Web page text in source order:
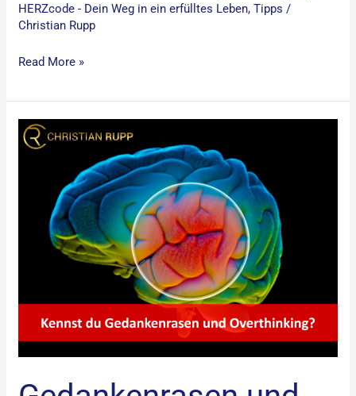
HERZcode - Dein Weg in ein erfülltes Leben,Tipps /
Christian Rupp
Read More »
Gedankenrasen
und
Overthinking